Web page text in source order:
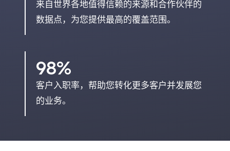
来自世界各地值得信赖的来源和合作伙伴的
数据点，为您提供最高的覆盖范围。
98%
客户入职率，帮助您转化更多客户并发展您
的业务。